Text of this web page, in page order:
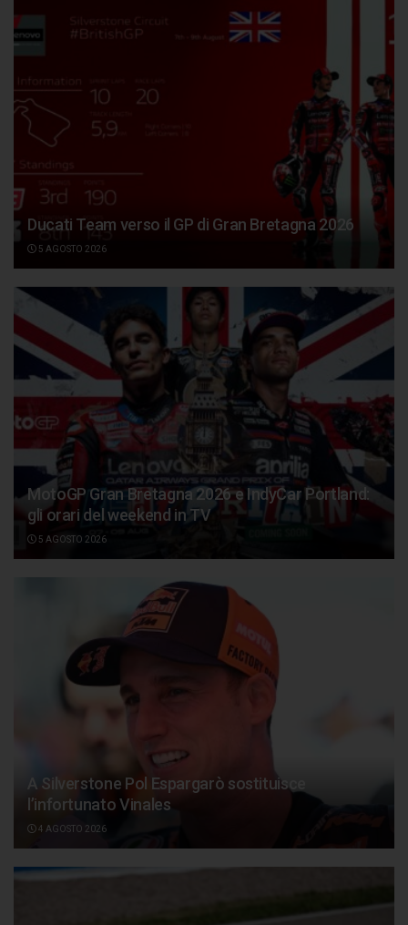
Ducati Team verso il GP di Gran Bretagna 2026
5 AGOSTO 2026
MotoGP Gran Bretagna 2026 e IndyCar Portland:
gli orari del weekend in TV
5 AGOSTO 2026
A Silverstone Pol Espargarò sostituisce
l’infortunato Vinales
4 AGOSTO 2026